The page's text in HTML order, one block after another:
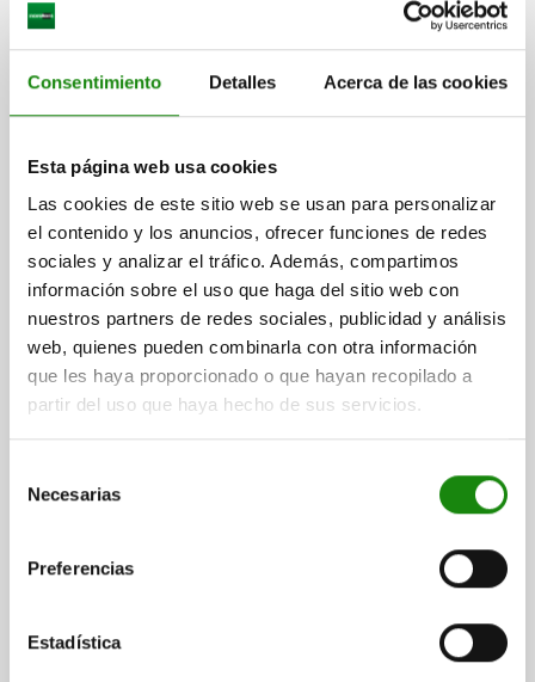
Consentimiento Detalles Acerca de las cookies
Esta página web usa cookies
Las cookies de este sitio web se usan para personalizar
el contenido y los anuncios, ofrecer funciones de redes
sociales y analizar el tráfico. Además, compartimos
información sobre el uso que haga del sitio web con
nuestros partners de redes sociales, publicidad y análisis
web, quienes pueden combinarla con otra información
que les haya proporcionado o que hayan recopilado a
partir del uso que haya hecho de sus servicios.
Necesarias
Preferencias
Estadística
TORSI TA.2 D1=M12X1,5, D=6, FORMA:A, ACERO
INOXIDABLE ACABADO NATURAL,
COMP:TERMOPLÁSTICO GRIS ANTRACITA RAL7021
DIÁMETRO DE PERNO DE SUJECIÓ=6
MATERIAL DEL CUERPO DE BASE=ACERO INOXIDABLE
ROSCA=M12X1,5
L=49,7 FORMA=A L1=20
L3=17
SW1=14
FUERZA DEL MUELLE INICIAL F1 APROX. N=8